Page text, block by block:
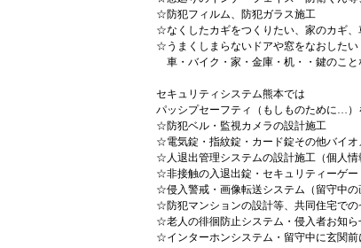
☆防犯フィルム、防犯ガラス施工
☆なくしたカギをつくりたい、家のカギ、
☆うまくしまらないドアや窓をなおしたい
車・バイク・家・金庫・机・・鍵のこ
セキュリティシステム熊本では
パッシプセーフティ（もしものために…）
☆防犯ベル・監視カメラの設計施工
☆電気錠・指紋錠・カード錠その他バイ
☆人退出管理システムの設計施工（個人情
☆非接触の入退出錠・セキュリティーゲー
☆侵入警戒・画像転送システム（留守中
☆防犯マンションの設計等、共同住宅での
☆老人の徘徊防止システム・侵入者お知
☆インターホンシステム・留守中に玄関